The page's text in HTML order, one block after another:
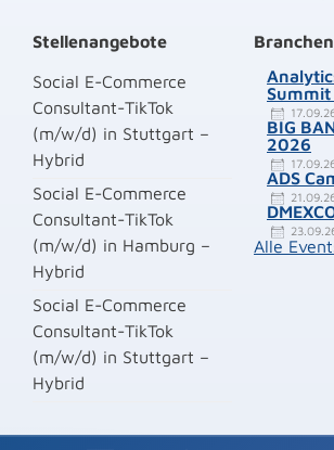
Stellenangebote
Social E-Commerce
Consultant-TikTok
(m/w/d) in Stuttgart –
Hybrid
Social E-Commerce
Consultant-TikTok
(m/w/d) in Hamburg –
Hybrid
Social E-Commerce
Consultant-TikTok
(m/w/d) in Stuttgart –
Hybrid
BIG
2026
ADS
Alle